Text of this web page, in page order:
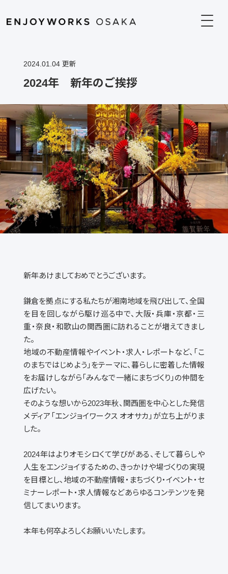
2024.01.04 更新
2024年 新年のご挨拶
新年あけましておめでとうございます。
鎌倉を拠点にする私たちが湘南地域を飛び出して、全国
を目を回しながら駆け巡る中で、大阪・兵庫・京都・三
重・奈良・和歌山の関西圏に訪れることが増えてきまし
た。
地域の不動産情報やイベント・求人・レポートなど、「こ
のまちではじめよう」をテーマに、暮らしに密着した情報
をお届けしながら「みんなで一緒にまちづくり」の仲間を
広げたい。
そのような想いから2023年秋、関西圏を中心とした発信
メディア「エンジョイワークス オオサカ」が立ち上がりま
した。
2024年はよりオモシロくて学びがある、そして暮らしや
人生をエンジョイするための、きっかけや場づくりの実現
を目標とし、地域の不動産情報・まちづくり・イベント・セ
ミナーレポート・求人情報などあらゆるコンテンツを発
信してまいります。
本年も何卒よろしくお願いいたします。